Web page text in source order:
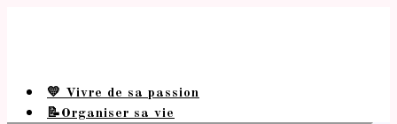
💛 Vivre de sa passion
📝Organiser sa vie